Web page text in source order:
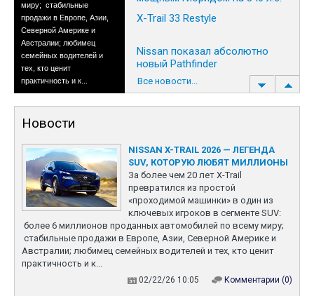
миру; стабильные
продажи в Европе, Азии,
Северной Америке и
Австралии; любимец
семейных водителей и
тех, кто ценит
практичность и к...
Nissan & Honda
Nissan и Honda находятся
на начальной стадии,
оцениваются все плюсы и
минусы. На фоне
новостей о потенциальном
слиянии акций Nissan
взлетела почти на 24%.
Слияние поможет
японским компаниям
эффективнее справляться
X-Trail 33 Restyle
Nissan показал абсолютно
новый Pathfinder
Все новости...
Новости
NISSAN X-TRAIL 2026 — ЛЕГЕНДА
SUV, КОТОРУЮ ЛЮБЯТ МИЛЛИОНЫ
За более чем 20 лет X-Trail
превратился из простой
«проходимой машинки» в один из
ключевых игроков в сегменте SUV:
более 6 миллионов проданных автомобилей по всему миру;
стабильные продажи в Европе, Азии, Северной Америке и
Австралии; любимец семейных водителей и тех, кто ценит
практичность и к...
02/22/26 10:05 Комментарии (0)